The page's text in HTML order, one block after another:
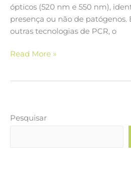
ópticos (520 nm e 550 nm),
presença ou não de patógenos.
outras tecnologias de PCR, o
Read More »
Pesquisar